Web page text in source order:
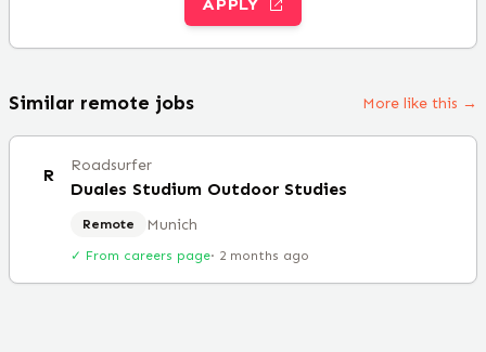
Similar remote jobs More like this →
R Roadsurfer
Duales Studium Outdoor Studies
Remote Munich
✓ From careers page· 2 months ago